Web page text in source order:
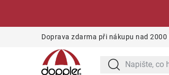
Doprava zdarma při nákupu nad 2000